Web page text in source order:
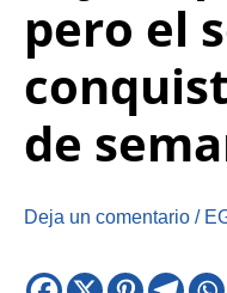
pero el
de
Deja un comentario /